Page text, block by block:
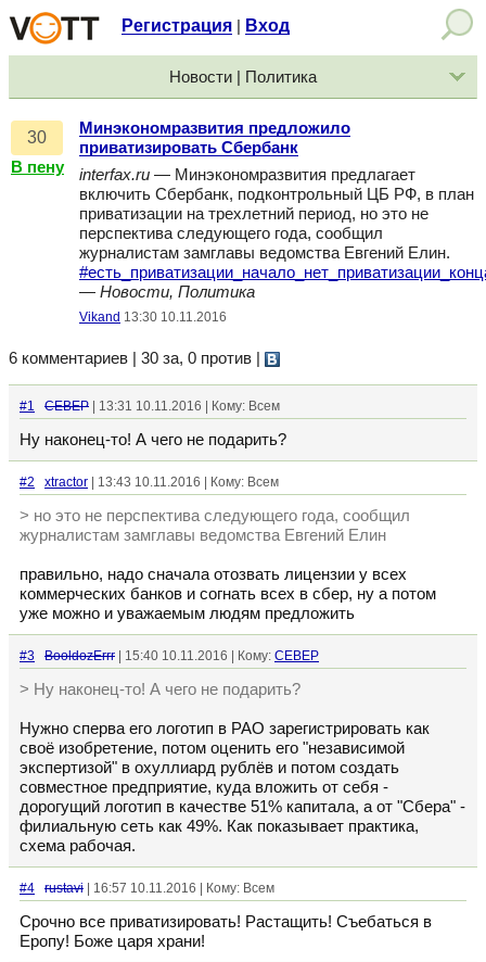
Регистрация Вход
Новости | Политика
30
В пену
Минэкономразвития предложило
приватизировать Сбербанк
interfax.ru — Минэкономразвития предлагает
включить Сбербанк, подконтрольный ЦБ РФ, в план
приватизации на трехлетний период, но это не
перспектива следующего года, сообщил
журналистам замглавы ведомства Евгений Елин.
— Новости, Политика
Vikand 13:30 10.11.2016
6 комментариев | 30 за, 0 против
#1 CEBEP | 13:31 10.11.2016 | Кому: Всем
Ну наконец-то! А чего не подарить?
#2 xtractor | 13:43 10.11.2016 | Кому: Всем
> но это не перспектива следующего года, сообщил
журналистам замглавы ведомства Евгений Елин
правильно, надо сначала отозвать лицензии у всех
коммерческих банков и согнать всех в сбер, ну а потом
уже можно и уважаемым людям предложить
#3 BooldozErrr | 15:40 10.11.2016 | Кому: CEBEP
> Ну наконец-то! А чего не подарить?
Нужно сперва его логотип в РАО зарегистрировать как
своё изобретение, потом оценить его "независимой
экспертизой" в охуллиард рублёв и потом создать
совместное предприятие, куда вложить от себя -
дорогущий логотип в качестве 51% капитала, а от "Сбера" -
филиальную сеть как 49%. Как показывает практика,
схема рабочая.
#4 rustavi | 16:57 10.11.2016 | Кому: Всем
Срочно все приватизировать! Растащить! Съебаться в
Еропу! Боже царя храни!